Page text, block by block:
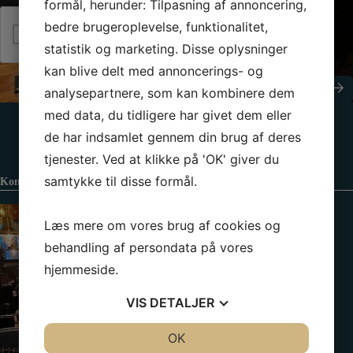
o
d
Jeg er ikke en robot
Send besked
Kontaktinformation
formål, herunder: Tilpasning af annoncering,
bedre brugeroplevelse, funktionalitet,
statistik og marketing. Disse oplysninger
kan blive delt med annoncerings- og
analysepartnere, som kan kombinere dem
med data, du tidligere har givet dem eller
de har indsamlet gennem din brug af deres
tjenester. Ved at klikke på 'OK' giver du
samtykke til disse formål.
Læs mere om vores brug af cookies og
behandling af persondata på vores
hjemmeside.
VIS DETALJER
OK